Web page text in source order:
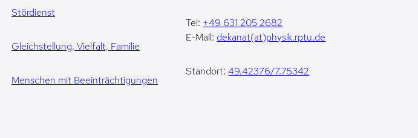
Stördienst
Gleichstellung, Vielfalt, Familie
Menschen mit Beeinträchtigungen
Tel: +49 631 205 2682
E-Mail: dekanat(at)physik.rptu.de
Standort:49.42376/7.75342